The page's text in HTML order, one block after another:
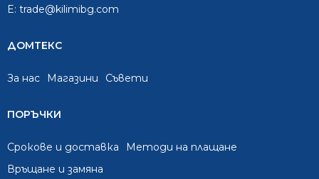
E: trade@kilimibg.com
ДОМТЕКС
За нас Mагазини Съвети
ПОРЪЧКИ
Срокове и доставка
Методи на плащане
Връщане и замяна